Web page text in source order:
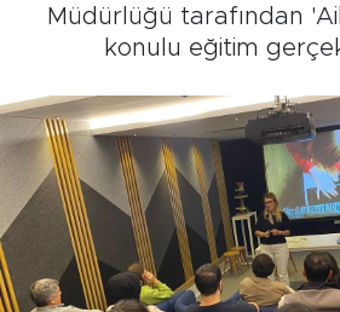
Müdürlüğü tarafından
konulu eğitim
Spor
Sağlık
Kültür Sanat
Tarihçe
Resmi İlanlar
Tüm Manşetler
Son Dakika Haberleri
Haber Arşivi